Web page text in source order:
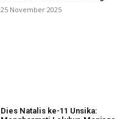
25 November 2025
Dies Natalis ke-11 Unsika: